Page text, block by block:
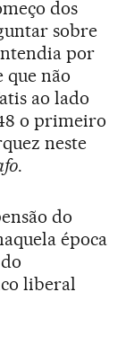
dos
sobre
por
que não
ao lado
o primeiro
neste
.
do
época
liberal